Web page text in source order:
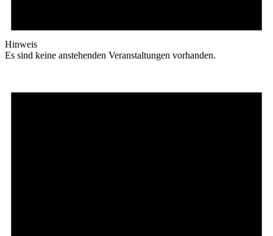
Hinweis
Es sind keine anstehenden Veranstaltungen vorhanden.